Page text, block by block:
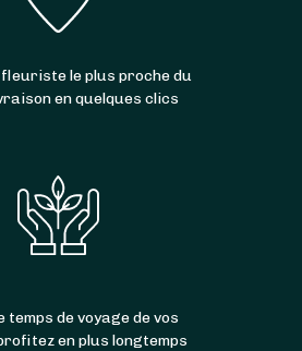
jours fériés
fleuriste le plus proche du
en quelques clics
temps de voyage de vos
en plus longtemps